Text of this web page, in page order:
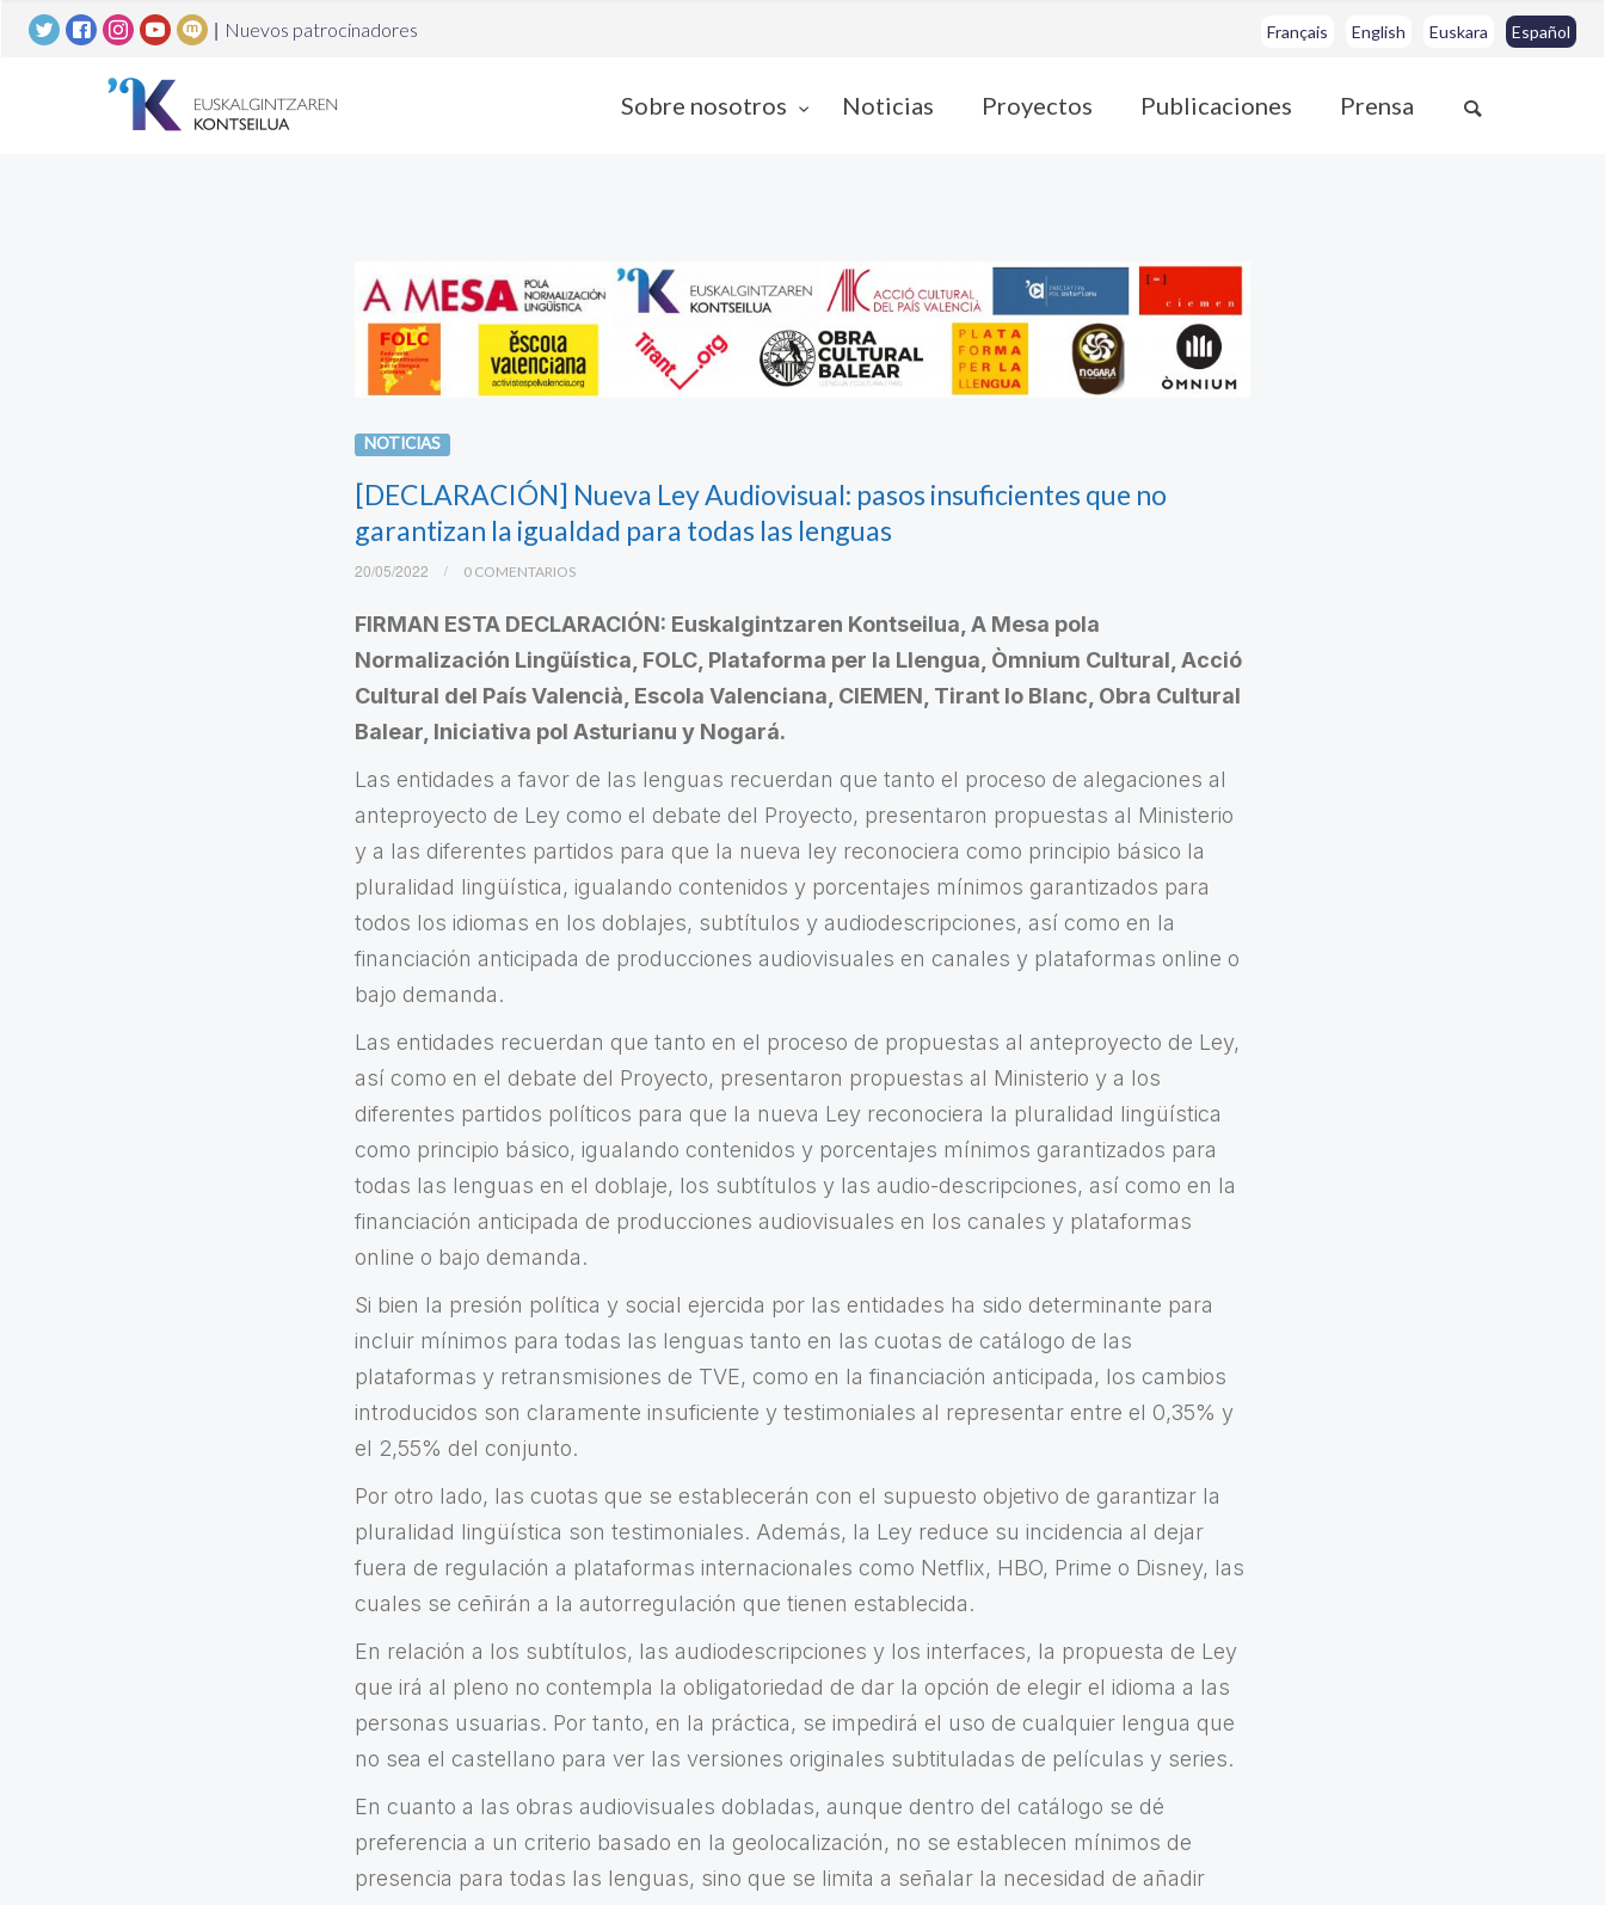
| Nuevos patrocinadores Français English Euskara Español
Sobre nosotros Noticias Proyectos Publicaciones Prensa
NOTICIAS
[DECLARACIÓN] Nueva Ley Audiovisual: pasos insuficientes que no
garantizan la igualdad para todas las lenguas
20/05/2022 0 COMENTARIOS
FIRMAN ESTA DECLARACIÓN: Euskalgintzaren Kontseilua, A Mesa pola
Normalización Lingüística, FOLC, Plataforma per la Llengua, Òmnium Cultural, Acció
Cultural del País Valencià, Escola Valenciana, CIEMEN, Tirant lo Blanc, Obra Cultural
Balear, Iniciativa pol Asturianu y Nogará.
Las entidades a favor de las lenguas recuerdan que tanto el proceso de alegaciones al
anteproyecto de Ley como el debate del Proyecto, presentaron propuestas al Ministerio
y a las diferentes partidos para que la nueva ley reconociera como principio básico la
pluralidad lingüística, igualando contenidos y porcentajes mínimos garantizados para
todos los idiomas en los doblajes, subtítulos y audiodescripciones, así como en la
financiación anticipada de producciones audiovisuales en canales y plataformas online o
bajo demanda.
Las entidades recuerdan que tanto en el proceso de propuestas al anteproyecto de Ley,
así como en el debate del Proyecto, presentaron propuestas al Ministerio y a los
diferentes partidos políticos para que la nueva Ley reconociera la pluralidad lingüística
como principio básico, igualando contenidos y porcentajes mínimos garantizados para
todas las lenguas en el doblaje, los subtítulos y las audio-descripciones, así como en la
financiación anticipada de producciones audiovisuales en los canales y plataformas
online o bajo demanda.
Si bien la presión política y social ejercida por las entidades ha sido determinante para
incluir mínimos para todas las lenguas tanto en las cuotas de catálogo de las
plataformas y retransmisiones de TVE, como en la financiación anticipada, los cambios
introducidos son claramente insuficiente y testimoniales al representar entre el 0,35% y
el 2,55% del conjunto.
Por otro lado, las cuotas que se establecerán con el supuesto objetivo de garantizar la
pluralidad lingüística son testimoniales. Además, la Ley reduce su incidencia al dejar
fuera de regulación a plataformas internacionales como Netflix, HBO, Prime o Disney, las
cuales se ceñirán a la autorregulación que tienen establecida.
En relación a los subtítulos, las audiodescripciones y los interfaces, la propuesta de Ley
que irá al pleno no contempla la obligatoriedad de dar la opción de elegir el idioma a las
personas usuarias. Por tanto, en la práctica, se impedirá el uso de cualquier lengua que
no sea el castellano para ver las versiones originales subtituladas de películas y series.
En cuanto a las obras audiovisuales dobladas, aunque dentro del catálogo se dé
preferencia a un criterio basado en la geolocalización, no se establecen mínimos de
presencia para todas las lenguas, sino que se limita a señalar la necesidad de añadir